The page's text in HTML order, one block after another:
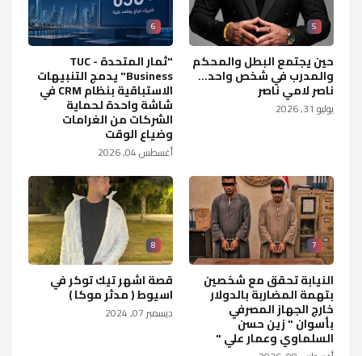
5
حين يجتمع البطل والمحكم
والمدرب في شخص واحد...
ناصر لامي ناصر
يوليو 31, 2026
6
"ثمار المتحدة - TUC
Business" يدمج التنبيهات
الاستباقية بنظام CRM في
شاشة واحدة لحماية
الشركات من الغرامات
وضياع الوقت
أغسطس 04, 2026
7
النيابة تحقق مع شخصين
بتهمة المضاربة بالدولار
خارج الجهاز المصرفي
بأسوان " زين حسن
السلماوي وعمار علي "
8
قصة اشهر تيك توكر في
اسيوط ( مدثر موكا )
ديسمبر 07, 2024